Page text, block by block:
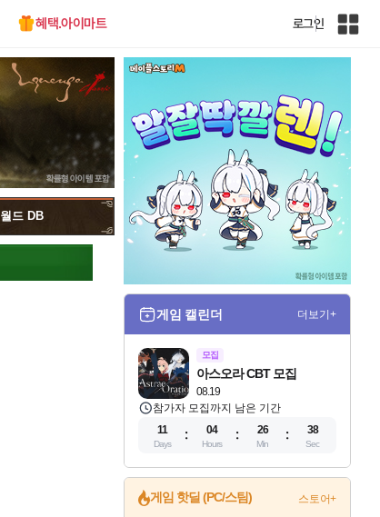
혜택.아이마트 로그인
인
트
월드 DB
게임 캘린더 더보기+
모집
08.19
아스오라 CBT 모집
참가자 모집까지 남은 기간
11
Days
04
Hours
26
Min
37
Sec
게임 핫딜 (PC/스팀) 스토어+